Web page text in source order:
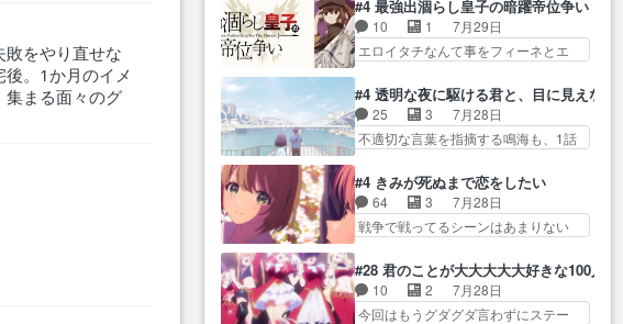
をやり直せな
。1か月のイメ
集まる面々のグ
ぶち込んでくるじゃん… 春希の
家庭事情は複雑。食事とか隼人が親
身…
し… 白髪の男性が語った家族を
失った喪無感が、… 連邦に対し
て有利な講話条件を引き出すた
ターニャの勝利軍… 犠牲を払っ
ても良いならお前たちが前線へ
行… 戦闘がアッサリし過ぎじゃ
ない？戦争がメイ…
見た目もうただのロボでしかないん
だよ… 俺らの汗拭きそりゃいや
だろwwバトー＆ト… イノセンス
イ… アダム・リンクやジェイム
スン(教授)型サ… アンドロイドも
おっさんの汗を拭くのは嫌や…
ったエピ… コミカルなのにも慣
れてきました。１話でし… ロボ
ットの反乱は今となっては良くある
話し…
#4 最強出涸らし皇子の暗躍帝位争い
10 1
7月29日
エロイタチなんて事をフィーネとエ
た事を…フィーネは自分… モン
スターを呼ぶ笛？黒幕は狩猟祭とは
関係… 平凡な少女に見える眼鏡w
眼鏡属性は持ち合… 神アニメ、
の… フィーネがアルノルトに活
躍してもらいたが… 第４話を
ABEMAで視聴しました。視聴
２度目のデート出… マジできな
臭いぞ帝位争い。姉からの刺客
を… ふぃーねと町の様子を見に
#4 透明な夜に駆ける君と、目に見えない
25 3
7月28日
不適切な言葉を指摘する鳴海も、1話
り微笑ましいw良い奴… どう接し
ていいのかわからず戸惑うかける
も… 盲目だと相手の表情も分か
らないからどう思… 今期のバッ
… 初デートで冬月を笑わせよう
とする姿も冬月… 特に大きな事
件やイベントが起きるでもな
#4 きみが死ぬまで恋をしたい
64 3
7月28日
戦争で戦ってるシーンはあまりない
れなかったようなシーナ… ミミ
の存在で揺らぐ14クラス約束された
死… ミミの秘密をあっさり受け
#28 君のことが大大大大大好きな100人
10 2
7月28日
今回はもうグダグダ言わずにステー